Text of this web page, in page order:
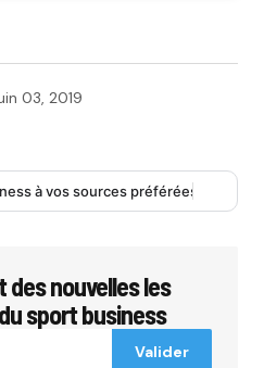
03, 2019
à vos sources préférées
nouvelles les
sport business
Valider